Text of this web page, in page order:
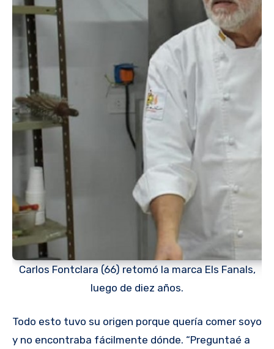
Carlos Fontclara (66) retomó la marca Els Fanals,
luego de diez años.
Todo esto tuvo su origen porque quería comer soyo
y no encontraba fácilmente dónde. “Preguntaé a